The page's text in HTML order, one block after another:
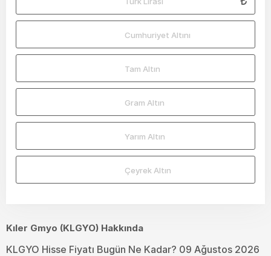
Cumhuriyet Altını
Tam Altın
Gram Altın
Yarım Altın
Çeyrek Altın
Kıler Gmyo (KLGYO) Hakkında
KLGYO Hisse Fiyatı Bugün Ne Kadar? 09 Ağustos 2026